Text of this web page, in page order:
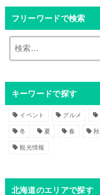
フリーワードで検索
キーワードで探す
イベント グルメ
冬 夏 春 秋
観光情報
北海道のエリアで探す